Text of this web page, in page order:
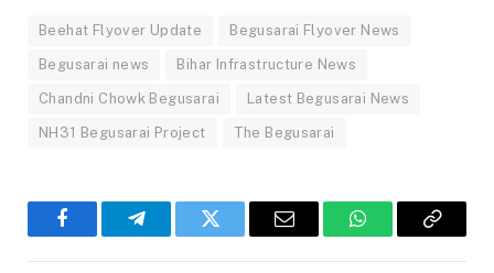
Beehat Flyover Update Begusarai Flyover News
Begusarai news Bihar Infrastructure News
Chandni Chowk Begusarai Latest Begusarai News
NH31 Begusarai Project The Begusarai
FacebookTelegramTwitter Email WhatsAppCopy